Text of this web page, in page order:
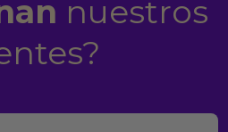
nuestros